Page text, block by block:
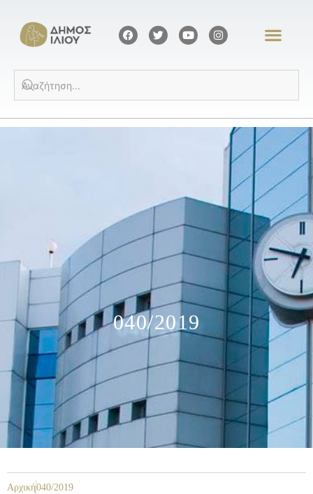
040/2019
Αρχική040/2019